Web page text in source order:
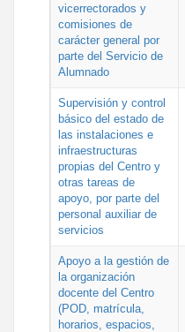
vicerrectorados y
comisiones de
carácter general por
parte del Servicio de
Alumnado
Supervisión y control
básico del estado de
las instalaciones e
infraestructuras
propias del Centro y
otras tareas de
apoyo, por parte del
personal auxiliar de
servicios
Apoyo a la gestión de
la organización
docente del Centro
(POD, matrícula,
horarios, espacios,